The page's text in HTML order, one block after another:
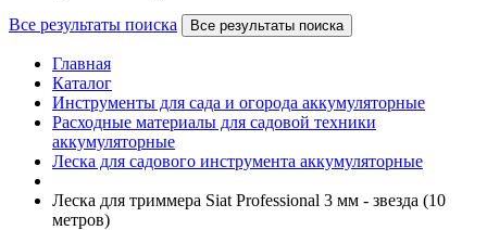
Все результаты поиска Все результаты поиска
Главная
Каталог
Инструменты для сада и огорода аккумуляторные
Расходные материалы для садовой техники
аккумуляторные
Леска для садового инструмента аккумуляторные
Леска для триммера Siat Professional 3 мм - звезда (10
метров)